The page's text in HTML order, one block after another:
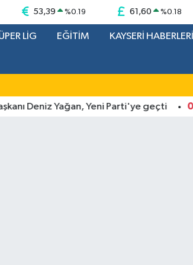
53,39 %0.19 61,60 %0.18
LİG EĞİTİM KAYSERİ HABERLERİ
Deniz Yağan, Yeni Parti'ye geçti 01:27